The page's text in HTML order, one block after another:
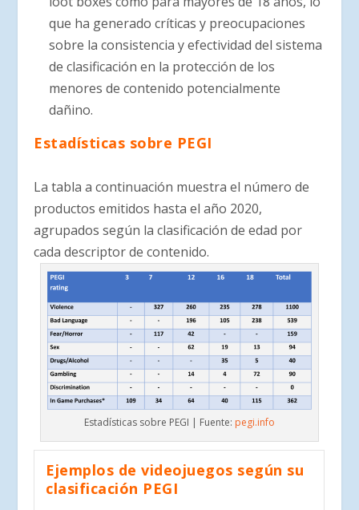
que ha generado críticas y preocupaciones
sobre la consistencia y efectividad del sistema
de clasificación en la protección de los
menores de contenido potencialmente
dañino.
Estadísticas sobre PEGI
La tabla a continuación muestra el número de
productos emitidos hasta el año 2020,
agrupados según la clasificación de edad por
cada descriptor de contenido.
Estadísticas sobre PEGI | Fuente: pegi.info
Ejemplos de videojuegos según su
clasificación PEGI